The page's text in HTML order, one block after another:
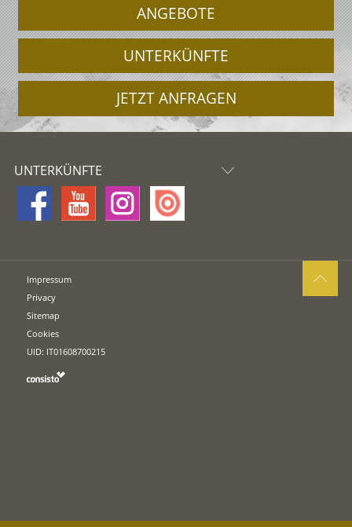
ANGEBOTE
UNTERKÜNFTE
JETZT ANFRAGEN
UNTERKÜNFTE
Impressum
Privacy
Sitemap
Cookies
UID: IT01608700215